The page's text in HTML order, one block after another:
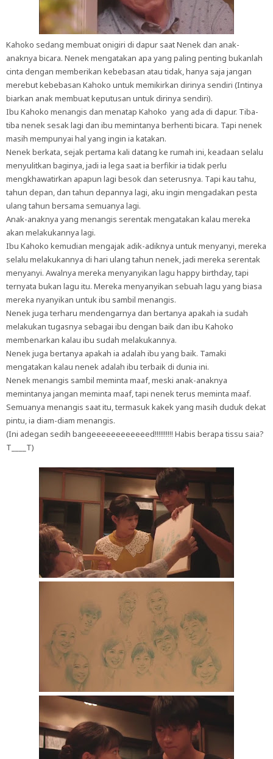
Kahoko sedang membuat onigiri di dapur saat Nenek dan anak-
anaknya bicara. Nenek mengatakan apa yang paling penting bukanlah
cinta dengan memberikan kebebasan atau tidak, hanya saja jangan
merebut kebebasan Kahoko untuk memikirkan dirinya sendiri (Intinya
biarkan anak membuat keputusan untuk dirinya sendiri).
Ibu Kahoko menangis dan menatap Kahoko yang ada di dapur. Tiba-
tiba nenek sesak lagi dan ibu memintanya berhenti bicara. Tapi nenek
masih mempunyai hal yang ingin ia katakan.
Nenek berkata, sejak pertama kali datang ke rumah ini, keadaan selalu
menyulitkan baginya, jadi ia lega saat ia berfikir ia tidak perlu
mengkhawatirkan apapun lagi besok dan seterusnya. Tapi kau tahu,
tahun depan, dan tahun depannya lagi, aku ingin mengadakan pesta
ulang tahun bersama semuanya lagi.
Anak-anaknya yang menangis serentak mengatakan kalau mereka
akan melakukannya lagi.
Ibu Kahoko kemudian mengajak adik-adiknya untuk menyanyi, mereka
selalu melakukannya di hari ulang tahun nenek, jadi mereka serentak
menyanyi. Awalnya mereka menyanyikan lagu happy birthday, tapi
ternyata bukan lagu itu. Mereka menyanyikan sebuah lagu yang biasa
mereka nyanyikan untuk ibu sambil menangis.
Nenek juga terharu mendengarnya dan bertanya apakah ia sudah
melakukan tugasnya sebagai ibu dengan baik dan ibu Kahoko
membenarkan kalau ibu sudah melakukannya.
Nenek juga bertanya apakah ia adalah ibu yang baik. Tamaki
mengatakan kalau nenek adalah ibu terbaik di dunia ini.
Nenek menangis sambil meminta maaf, meski anak-anaknya
memintanya jangan meminta maaf, tapi nenek terus meminta maaf.
Semuanya menangis saat itu, termasuk kakek yang masih duduk dekat
pintu, ia diam-diam menangis.
(Ini adegan sedih bangeeeeeeeeeeeed!!!!!!!!!! Habis berapa tissu saia?
T____T)